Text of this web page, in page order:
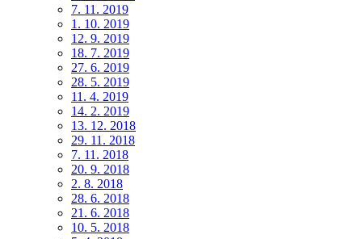
7. 11. 2019
1. 10. 2019
12. 9. 2019
18. 7. 2019
27. 6. 2019
28. 5. 2019
11. 4. 2019
14. 2. 2019
13. 12. 2018
29. 11. 2018
7. 11. 2018
20. 9. 2018
2. 8. 2018
28. 6. 2018
21. 6. 2018
10. 5. 2018